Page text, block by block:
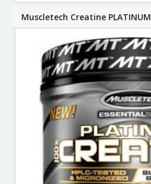
Muscletech Creatine PLATINUM